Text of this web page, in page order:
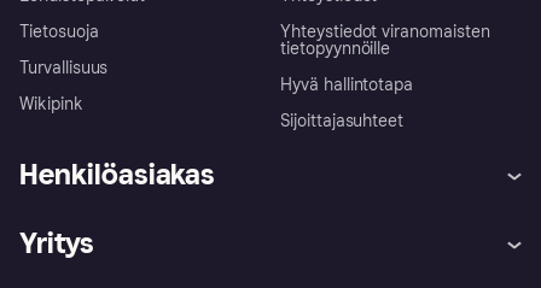
Tietosuoja
Turvallisuus
Wikipink
Yhteystiedot viranomaisten
tietopyynnöille
Hyvä hallintotapa
Sijoittajasuhteet
Henkilöasiakas
Kirjaudu sisään
Yritys